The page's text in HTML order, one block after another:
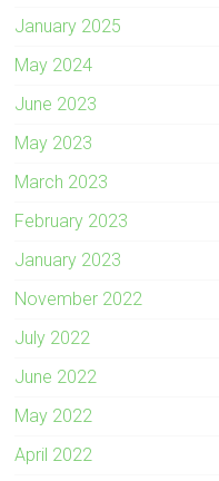
January 2025
May 2024
June 2023
May 2023
March 2023
February 2023
January 2023
November 2022
July 2022
June 2022
May 2022
April 2022